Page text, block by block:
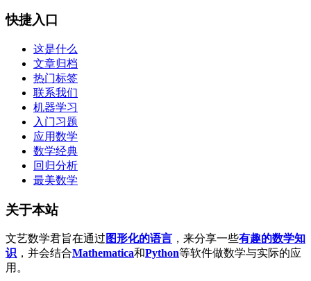
快捷入口
这是什么
文章归档
热门标签
联系我们
机器学习
入门习题
应用数学
数学经典
回归分析
最美数学
关于本站
文艺数学君旨在通过 图形化的语言 ，来分享一些有趣的数学知
识 ，并会结合Mathematica和Python等软件做数学与实际的应
用。